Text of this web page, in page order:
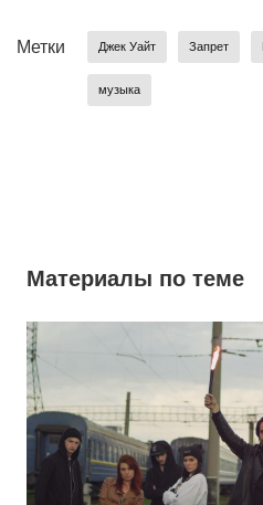
Метки Джек Уайт Запрет
музыка
Материалы по теме